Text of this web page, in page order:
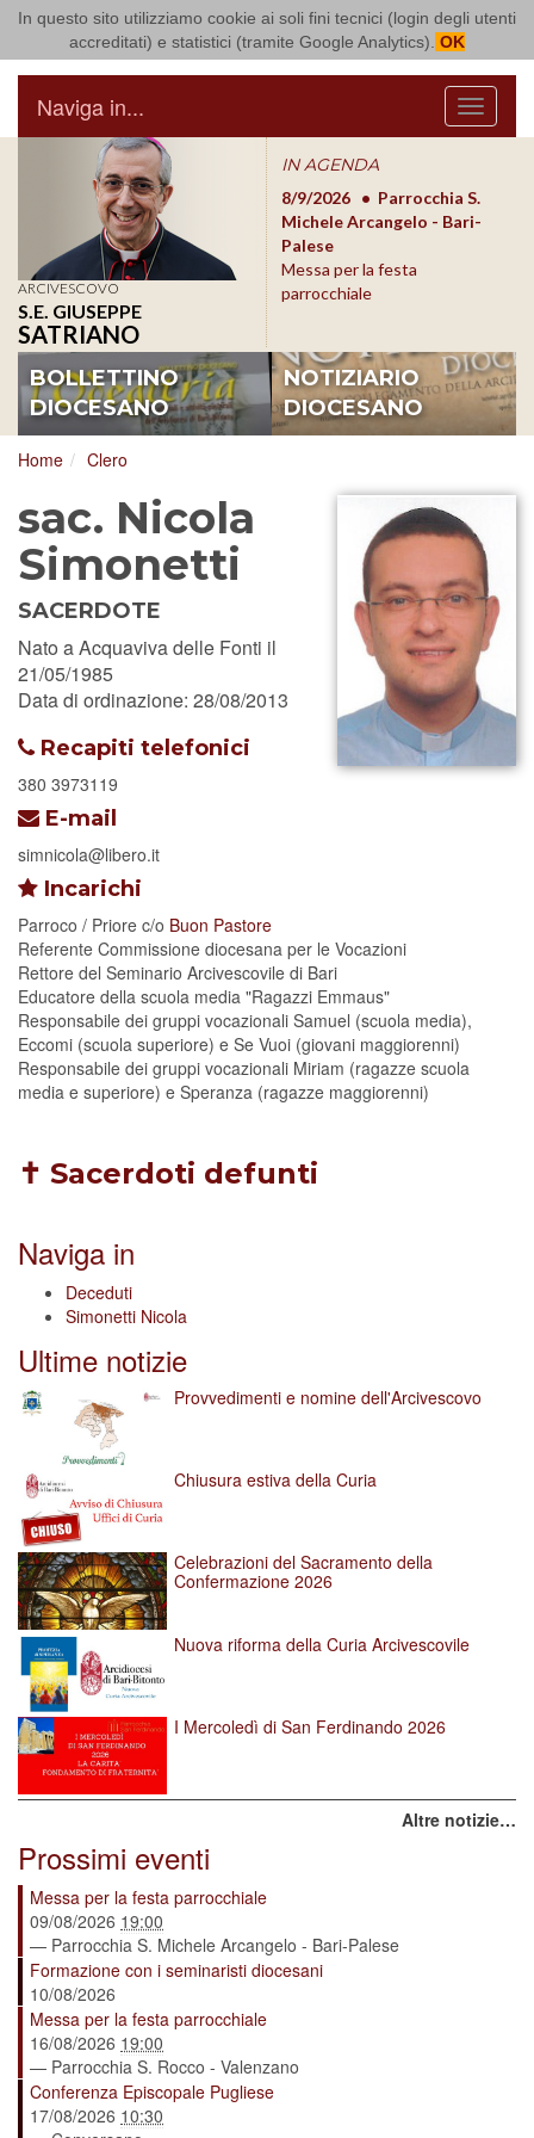
In questo sito utilizziamo cookie ai soli fini tecnici (login degli utenti
accreditati) e statistici (tramite Google Analytics). OK
Arcidiocesi di Bari Bitonto
Menu
Naviga in...
ARCIVESCOVO
S.E. GIUSEPPE
SATRIANO
IN AGENDA
8/17/2026
Conversano
Conferenza Episcopale
Pugliese
8/9/2026
Parrocchia S.
Michele Arcangelo - Bari-
Palese
Messa per la festa
parrocchiale
BOLLETTINO
DIOCESANO
NOTIZIARIO
DIOCESANO
Home Clero
sac. Nicola
Simonetti
SACERDOTE
Nato a Acquaviva delle Fonti il
21/05/1985
Data di ordinazione: 28/08/2013
Recapiti telefonici
380 3973119
E-mail
simnicola@libero.it
Incarichi
Parroco / Priore c/o Buon Pastore
Referente Commissione diocesana per le Vocazioni
Rettore del Seminario Arcivescovile di Bari
Educatore della scuola media "Ragazzi Emmaus"
Responsabile dei gruppi vocazionali Samuel (scuola media),
Eccomi (scuola superiore) e Se Vuoi (giovani maggiorenni)
Responsabile dei gruppi vocazionali Miriam (ragazze scuola
media e superiore) e Speranza (ragazze maggiorenni)
✝ Sacerdoti defunti
Naviga in
Deceduti
Simonetti Nicola
Ultime notizie
Provvedimenti e nomine dell'Arcivescovo
Chiusura estiva della Curia
Celebrazioni del Sacramento della
Confermazione 2026
Nuova riforma della Curia Arcivescovile
I Mercoledì di San Ferdinando 2026
Altre notizie…
Prossimi eventi
Messa per la festa parrocchiale
09/08/2026 19:00
— Parrocchia S. Michele Arcangelo - Bari-Palese
Formazione con i seminaristi diocesani
10/08/2026
Messa per la festa parrocchiale
16/08/2026 19:00
— Parrocchia S. Rocco - Valenzano
Conferenza Episcopale Pugliese
17/08/2026 10:30